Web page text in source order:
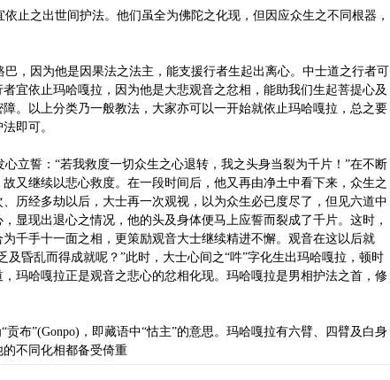
止之出世间护法。他们虽全为佛陀之化现，但因应众生之不同根器，
，因为他是因果法之法主，能支援行者生起出离心。中士道之行者可
宜依止玛哈嘎拉，因为他是大悲观音之忿相，能助我们生起菩提心及
。以上分类乃一般教法，大家亦可以一开始就依止玛哈嘎拉，总之要
即可。
立誓：“若我救度一切众生之心退转，我之头身当裂为千片！”在不断
又继续以悲心救度。在一段时间后，他又再由净土中看下来，众生之
历经多劫以后，大士再一次观视，以为众生必已度尽了，但见六道中
显现出退心之情况，他的头及身体便马上应誓而裂成了千片。这时，
千手十一面之相，更策励观音大士继续精进不懈。观音在这以后就
昏乱而得成就呢？”此时，大士心间之“吽”字化生出玛哈嘎拉，顿时
玛哈嘎拉正是观音之悲心的忿相化现。玛哈嘎拉是男相护法之首，修
布”(Gonpo)，即藏语中“怙主”的意思。玛哈嘎拉有六臂、四臂及白身
不同化相都备受倚重